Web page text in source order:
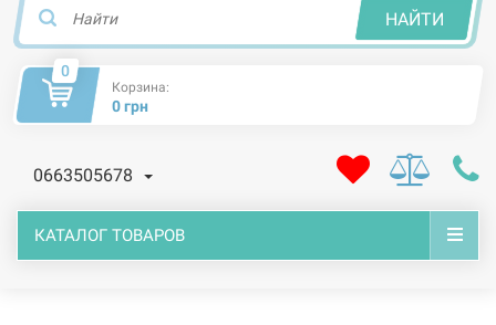
НАЙТИ
0
Корзина:
0 грн
0663505678
КАТАЛОГ ТОВАРОВ